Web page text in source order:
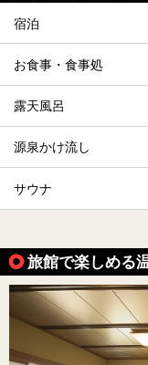
宿泊
お食事・食事処
露天風呂
源泉かけ流し
サウナ
旅館で楽しめる